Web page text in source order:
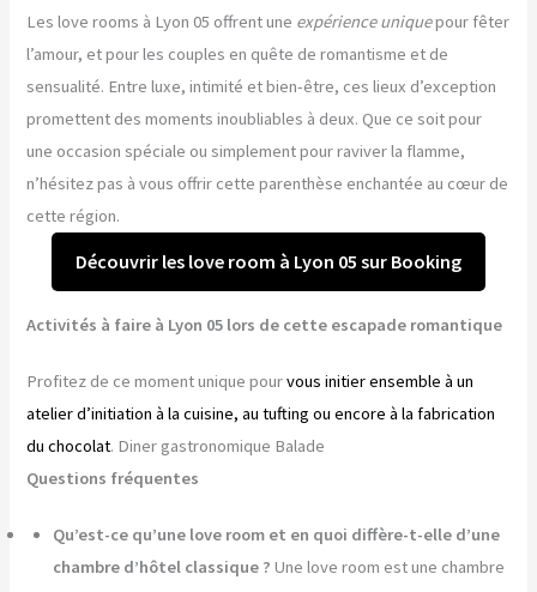
Les love rooms à Lyon 05 offrent une expérience uniquepour fêter
l’amour, et pour les couples en quête de romantisme et de
sensualité. Entre luxe, intimité et bien-être, ces lieux d’exception
promettent des moments inoubliables à deux. Que ce soit pour
une occasion spéciale ou simplement pour raviver la flamme,
n’hésitez pas à vous offrir cette parenthèse enchantée au cœur de
cette région.
Découvrir les love room à Lyon 05 sur Booking
Activités à faire à Lyon 05 lors de cette escapade romantique
Profitez de ce moment unique pourvous initier ensemble à un
atelier d’initiation à la cuisine, au tufting ou encore à la fabrication
du chocolat. Diner gastronomique Balade
Questions fréquentes
Qu’est-ce qu’une love room et en quoi diffère-t-elle d’une
chambre d’hôtel classique ? Une love room est une chambre